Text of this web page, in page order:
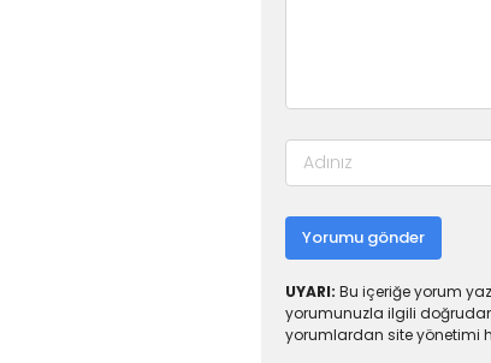
Yorumu gönder
UYARI: Bu içeriğe yorum
yorumunuzla ilgili
yorumlardan site yönetimi